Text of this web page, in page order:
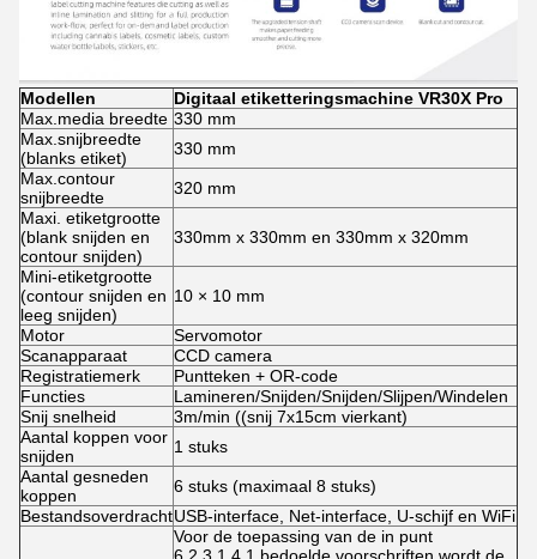
Modellen
Digitaal etiketteringsmachine VR30X Pro
Max.media breedte 330 mm
Max.snijbreedte
(blanks etiket)
330 mm
Max.contour
snijbreedte
320 mm
Maxi. etiketgrootte
(blank snijden en
contour snijden)
330mm x 330mm en 330mm x 320mm
Mini-etiketgrootte
(contour snijden en
leeg snijden)
10 × 10 mm
Motor
Servomotor
Scanapparaat
CCD camera
Registratiemerk
Puntteken + OR-code
Functies
Lamineren/Snijden/Snijden/Slijpen/Windelen
Snij snelheid
3m/min ((snij 7x15cm vierkant)
Aantal koppen voor
snijden
1 stuks
Aantal gesneden
koppen
6 stuks (maximaal 8 stuks)
BestandsoverdrachtUSB-interface, Net-interface, U-schijf en WiFi
Voor de toepassing van de in punt
6.2.3.1.4.1 bedoelde voorschriften wordt de